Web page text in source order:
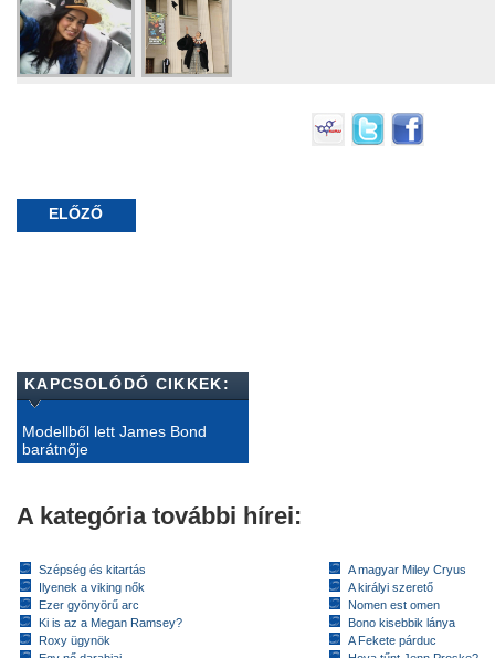
ELŐZŐ
KAPCSOLÓDÓ CIKKEK:
Modellből lett James Bond
barátnője
A kategória további hírei:
Szépség és kitartás
Ilyenek a viking nők
Ezer gyönyörű arc
Ki is az a Megan Ramsey?
Roxy ügynök
A magyar Miley Cryus
A királyi szerető
Nomen est omen
Bono kisebbik lánya
A Fekete párduc